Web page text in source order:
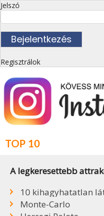
Jelszó
Regisztrálok
TOP 10
A legkeresettebb
10 kihagyhatatlan
Monte-Carlo